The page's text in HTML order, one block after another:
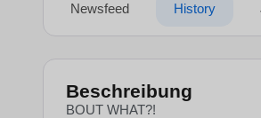
Newsfeed History
Beschreibung
BOUT WHAT?!